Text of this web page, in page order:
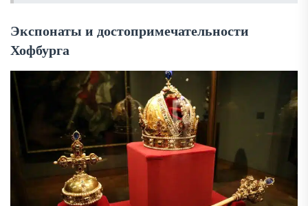
Экспонаты и достопримечательности
Хофбурга